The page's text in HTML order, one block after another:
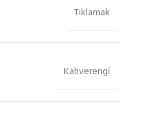
Tıklamak
Kahverengi